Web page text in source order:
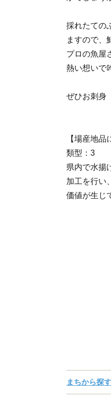
採れたての
ますので、
プロの魚屋
熱い想いで
ぜひお刺身
【場産地品
類型：3
県内で水揚
加工を行い
価値が生じ
まちから探す